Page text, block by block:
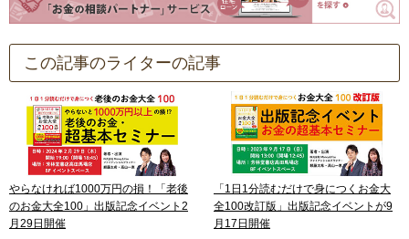
この記事のライターの記事
やらなければ1000万円の損！「老後
のお金大全100」出版記念イベント2
月29日開催
「1日1分読むだけで身につくお金大
全100改訂版」出版記念イベントが9
月17日開催